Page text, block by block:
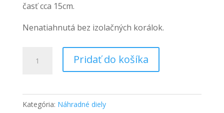
časť cca 15cm.
Nenatiahnutá bez izolačných korálok.
Výhrevná
špirála
25
Pridať do košíka
Kategória: Náhradné diely